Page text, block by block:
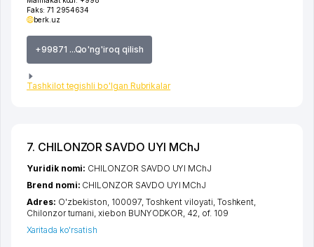
Faks: 71 2954634
berk.uz
+99871 ...Qo'ng'iroq qilish
Tashkilot tegishli bo'lgan Rubrikalar
7. CHILONZOR SAVDO UYI MChJ
Yuridik nomi: CHILONZOR SAVDO UYI MChJ
Brend nomi: CHILONZOR SAVDO UYI MChJ
Adres: O'zbekiston, 100097, Toshkent viloyati, Toshkent,
Chilonzor tumani,xiеbon BUNYODKOR, 42, of. 109
Xaritada ko'rsatish